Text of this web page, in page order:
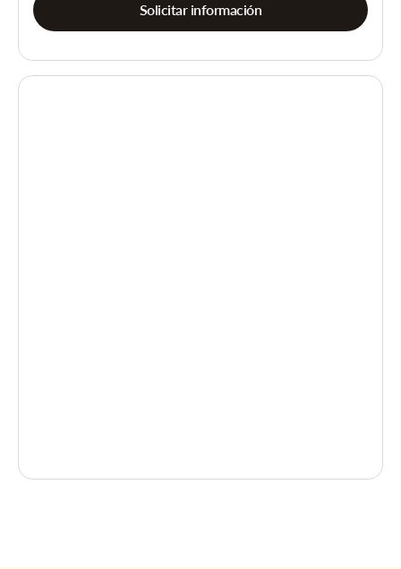
Solicitar información